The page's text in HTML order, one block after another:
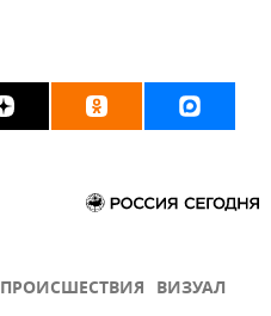
ПРОИСШЕСТВИЯ ВИЗУАЛ